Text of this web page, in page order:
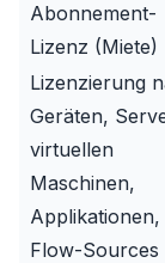
Abonnement-
Lizenz (Miete)
Lizenzierung
Geräten,
virtuellen
Maschinen,
Applikationen,
Flow-Sources